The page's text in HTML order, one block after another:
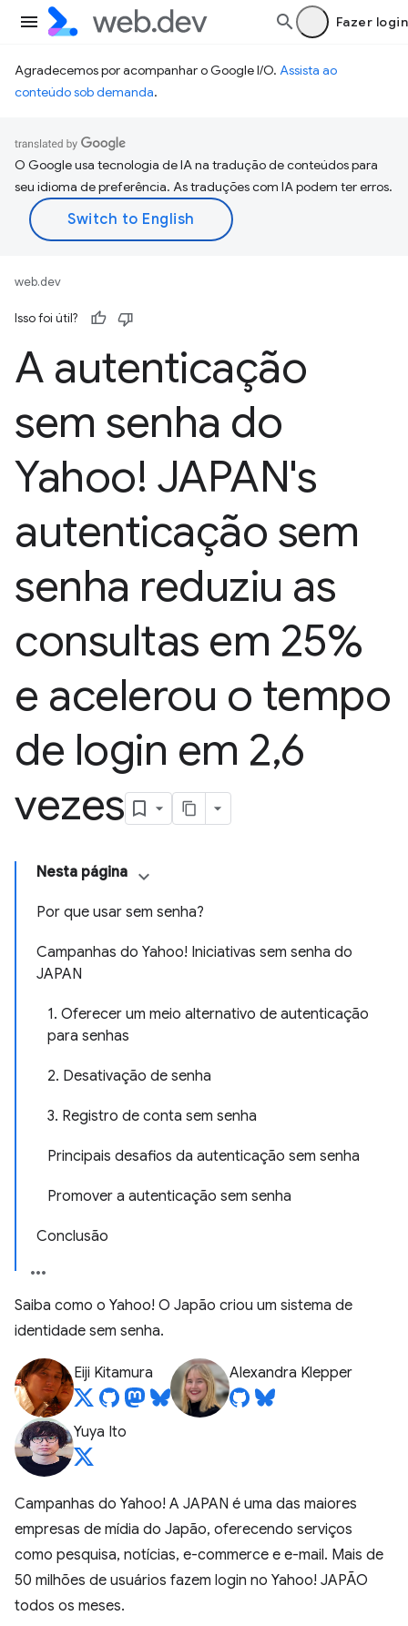
Fazer login
Agradecemos por acompanhar o Google I/O. Assista ao
conteúdo sob demanda.
O Google usa tecnologia de IA na tradução de conteúdos para
seu idioma de preferência. As traduções com IA podem ter erros.
web.dev
Isso foi útil?
A autenticação
sem senha do
Yahoo! JAPAN's
autenticação sem
senha reduziu as
consultas em 25%
e acelerou o tempo
de login em 2,6
vezes
Nesta página
Por que usar sem senha?
Campanhas do Yahoo! Iniciativas sem senha do
JAPAN
1. Oferecer um meio alternativo de autenticação
para senhas
2. Desativação de senha
3. Registro de conta sem senha
Principais desafios da autenticação sem senha
Promover a autenticação sem senha
Conclusão
Saiba como o Yahoo! O Japão criou um sistema de
identidade sem senha.
Eiji Kitamura Alexandra Klepper
Yuya Ito
Campanhas do Yahoo! A JAPAN é uma das maiores
empresas de mídia do Japão, oferecendo serviços
como pesquisa, notícias, e-commerce e e-mail. Mais de
50 milhões de usuários fazem login no Yahoo! JAPÃO
todos os meses.